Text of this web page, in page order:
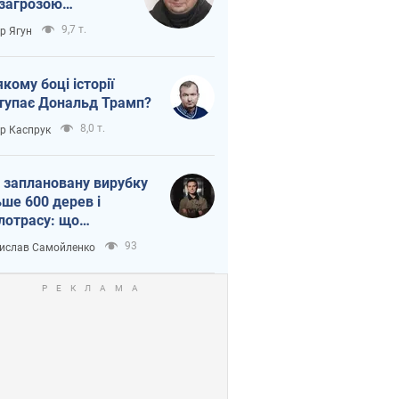
логістика
Ягун 9,7 т.
боці історії
Дональд Трамп?
Каспрук 8,0 т.
вирубку
600 дерев і
що
на Теремках
Самойленко 93